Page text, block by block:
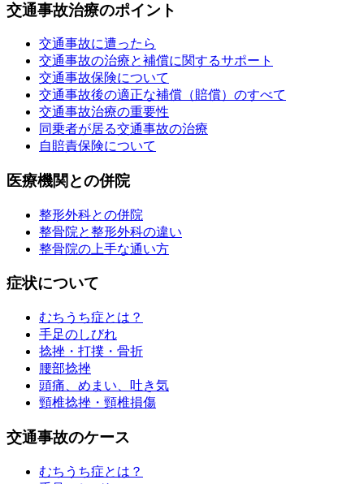
交通事故治療のポイント
交通事故に遭ったら
交通事故の治療と補償に関するサポート
交通事故保険について
交通事故後の適正な補償（賠償）のすべて
交通事故治療の重要性
同乗者が居る交通事故の治療
自賠責保険について
医療機関との併院
整形外科との併院
整骨院と整形外科の違い
整骨院の上手な通い方
症状について
むちうち症とは？
手足のしびれ
捻挫・打撲・骨折
腰部捻挫
頭痛、めまい、吐き気
頸椎捻挫・頸椎損傷
交通事故のケース
むちうち症とは？